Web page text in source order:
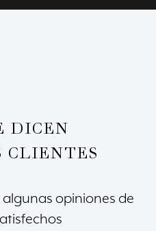
DICEN
CLIENTES
opiniones de